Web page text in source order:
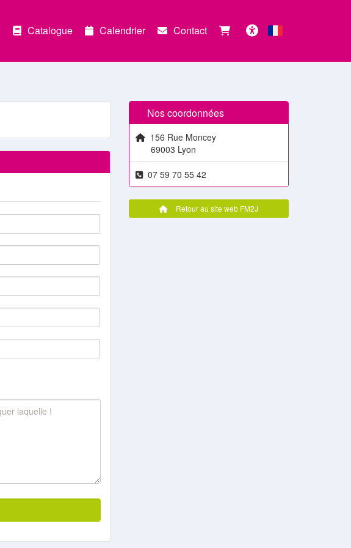
Catalogue Calendrier
Contact
Français
Nos coordonnées
156 Rue Moncey
69003 Lyon
07 59 70 55 42
Retour au site web FM2J